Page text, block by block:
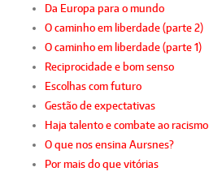
Da Europa para o mundo
O caminho em liberdade (parte 2)
O caminho em liberdade (parte 1)
Reciprocidade e bom senso
Escolhas com futuro
Gestão de expectativas
Haja talento e combate ao racismo
O que nos ensina Aursnes?
Por mais do que vitórias